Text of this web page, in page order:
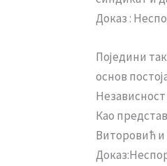
Доказ :
Поједини
основ
Као
Виторовић